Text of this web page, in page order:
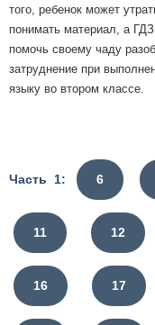
того, ребенок может
понимать материал, а
помочь своему чаду
затруднение при
языку во втором классе.
Часть 1: 6
11 12
16 17